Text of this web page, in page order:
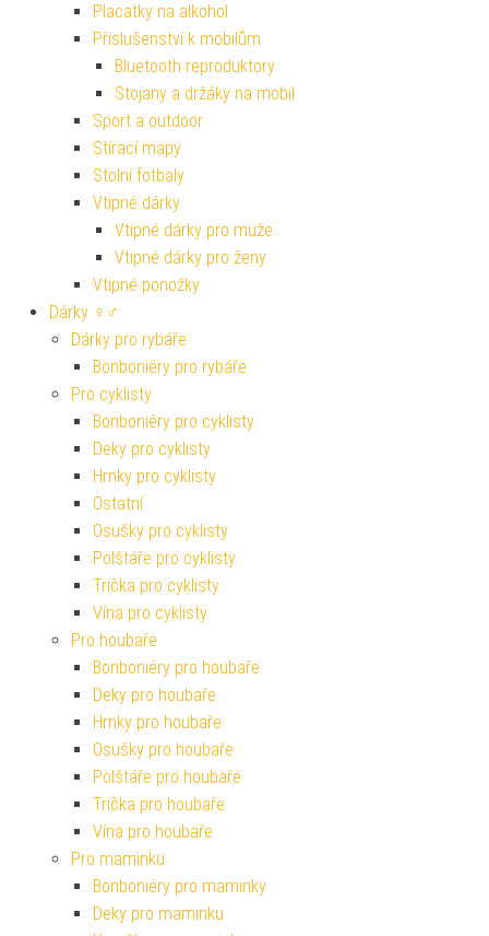
Placatky na alkohol
Příslušenství k mobilům
Bluetooth reproduktory
Stojany a držáky na mobil
Sport a outdoor
Stírací mapy
Stolní fotbaly
Vtipné dárky
Vtipné dárky pro muže
Vtipné dárky pro ženy
Vtipné ponožky
Dárky ♀♂
Dárky pro rybáře
Bonboniéry pro rybáře
Pro cyklisty
Bonboniéry pro cyklisty
Deky pro cyklisty
Hrnky pro cyklisty
Ostatní
Osušky pro cyklisty
Polštáře pro cyklisty
Trička pro cyklisty
Vína pro cyklisty
Pro houbaře
Bonboniéry pro houbaře
Deky pro houbaře
Hrnky pro houbaře
Osušky pro houbaře
Polštáře pro houbaře
Trička pro houbaře
Vína pro houbaře
Pro maminku
Bonboniéry pro maminky
Deky pro maminku